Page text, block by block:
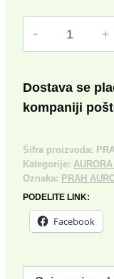
količina
Dostava se
kompaniji
Šifra proizvoda:
Kategorije:
Oznaka: PRAH
PODELITE LINK:
Facebook